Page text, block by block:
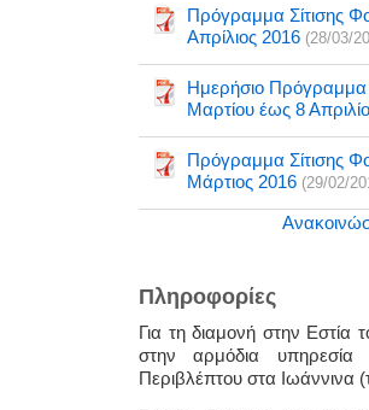
Πρόγραμμα Σίτισης
Απρίλιος 2016 (28/03/
Ημερήσιο Πρόγραμμα
Μαρτίου έως 8
Πρόγραμμα Σίτισης
Μάρτιος 2016 (29/02/
Πληροφορίες
Για τη διαμονή στην Εστία
στην αρμόδια
Περιβλέπτου στα Ιωάννινα